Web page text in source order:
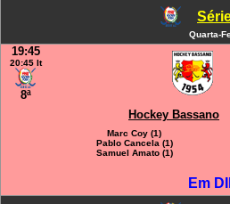
Quarta-
19:45
20:45 It
8ª
Hockey Bassano
Marc Coy (1)
Pablo Cancela (1)
Samuel Amato (1)
Em